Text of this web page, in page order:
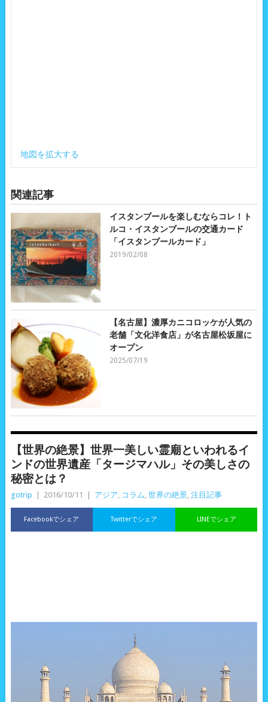
地図を拡大する
関連記事
イスタンブールを楽しむならコレ！ト
ルコ・イスタンブールの交通カード
「イスタンブールカード」
2019/02/08
【名古屋】濃厚カニコロッケが人気の
老舗「文化洋食店」が名古屋松坂屋に
オープン
2025/07/19
【世界の絶景】世界一美しい霊廟といわれるイ
ンドの世界遺産「タージマハル」その美しさの
秘密とは？
gotrip 2016/10/11 アジア, コラム, 世界の絶景, 注目記事
Facebookでシェア LINEでシェア
Twitterでシェア